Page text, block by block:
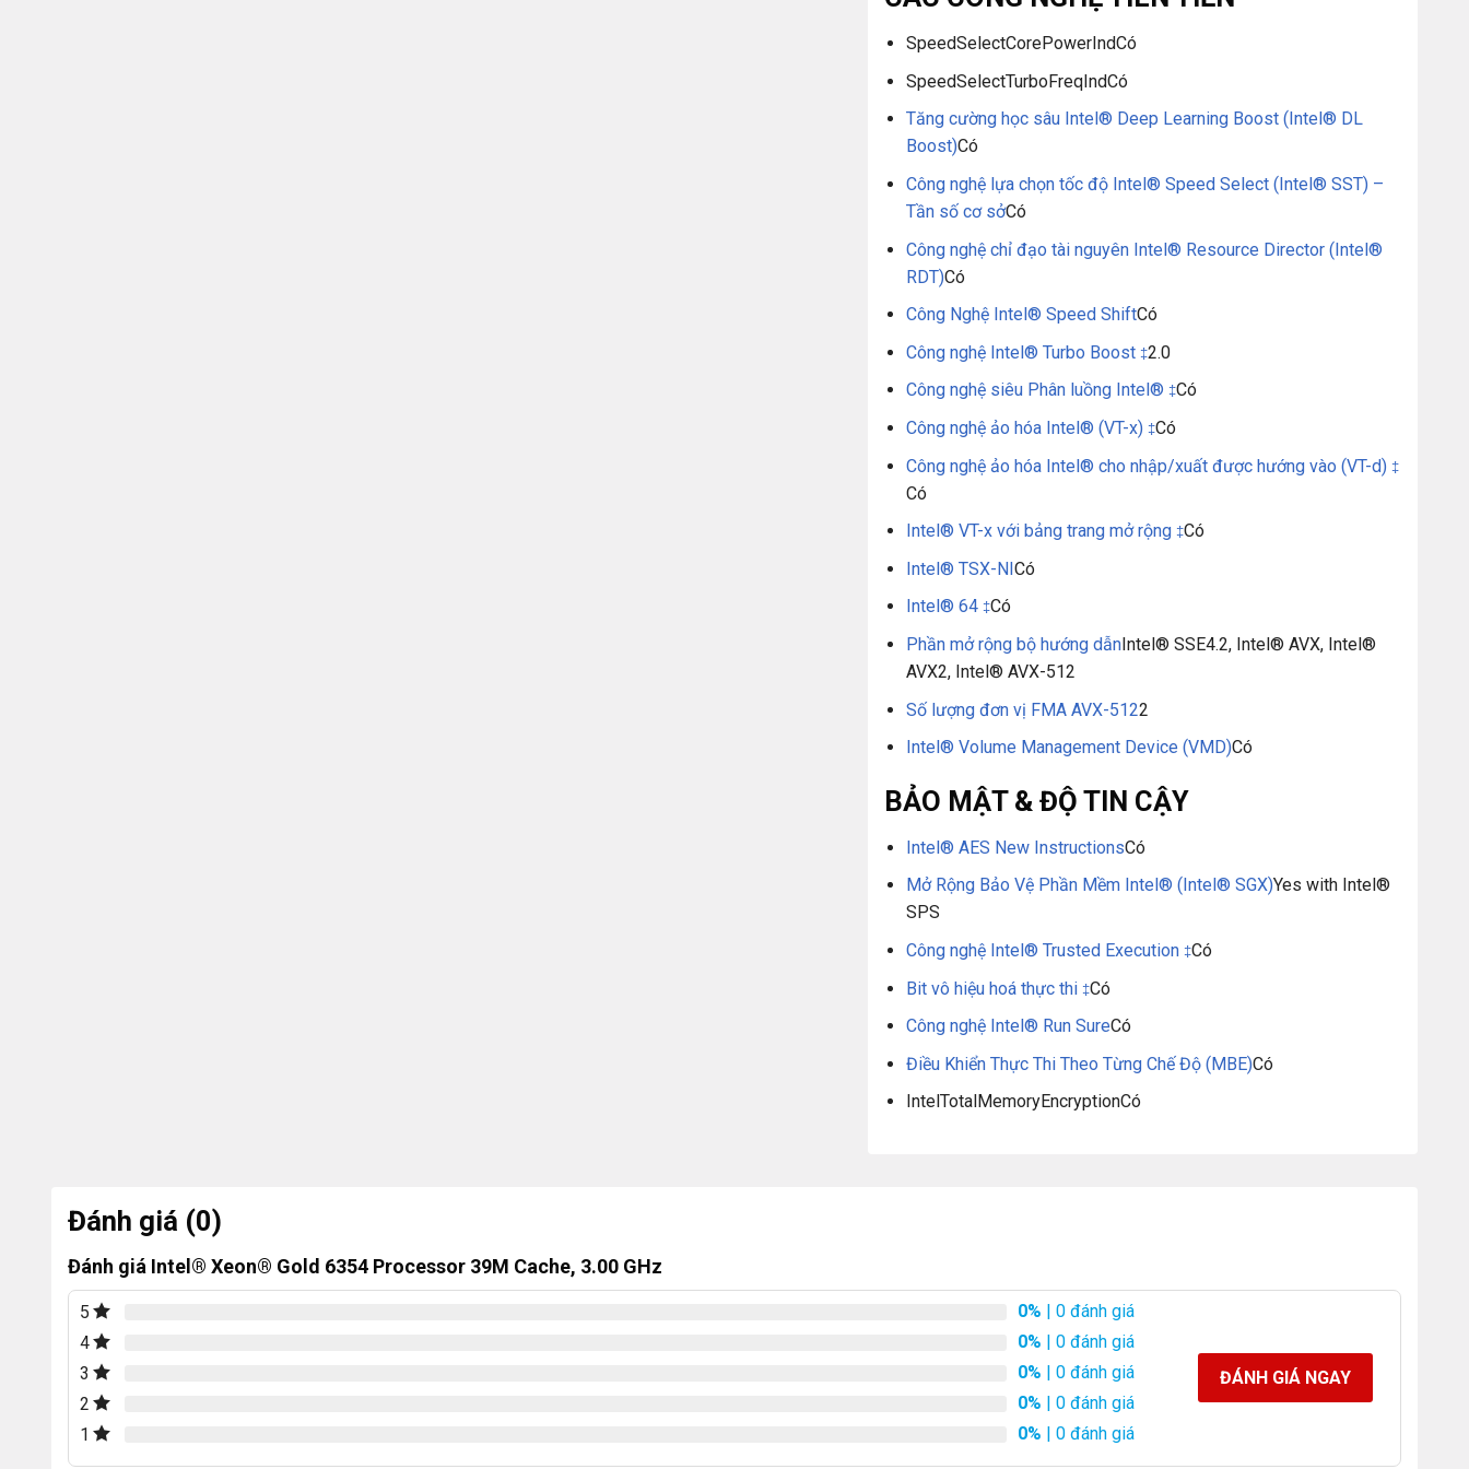
SpeedSelectCorePowerIndCó
SpeedSelectTurboFreqIndCó
Tăng cường học sâu Intel® Deep Learning Boost (Intel® DL
Boost)Có
Công nghệ lựa chọn tốc độ Intel® Speed Select (Intel® SST) –
Tần số cơ sởCó
Công nghệ chỉ đạo tài nguyên Intel® Resource Director (Intel®
RDT)Có
Công Nghệ Intel® Speed ShiftCó
Công nghệ Intel® Turbo Boost‡2.0
Công nghệ siêu Phân luồng Intel®‡Có
Công nghệ ảo hóa Intel® (VT-x)‡Có
Công nghệ ảo hóa Intel® cho nhập/xuất được hướng vào (VT-d)‡
Có
Intel® VT-x với bảng trang mở rộng‡Có
Intel® TSX-NICó
Intel® 64‡Có
Phần mở rộng bộ hướng dẫnIntel® SSE4.2, Intel® AVX, Intel®
AVX2, Intel® AVX-512
Số lượng đơn vị FMA AVX-5122
Intel® Volume Management Device (VMD)Có
BẢO MẬT & ĐỘ TIN CẬY
Intel® AES New InstructionsCó
Mở Rộng Bảo Vệ Phần Mềm Intel® (Intel® SGX)Yes with Intel®
SPS
Công nghệ Intel® Trusted Execution‡Có
Bit vô hiệu hoá thực thi‡Có
Công nghệ Intel® Run SureCó
Điều Khiển Thực Thi Theo Từng Chế Độ (MBE)Có
IntelTotalMemoryEncryptionCó
Đánh giá (0)
Đánh giá Intel® Xeon® Gold 6354 Processor 39M Cache, 3.00 GHz
5 0% | 0 đánh giá
4
0% | 0 đánh giá
3
0% | 0 đánh giá
2
0% | 0 đánh giá
1
0% | 0 đánh giá
ĐÁNH GIÁ NGAY